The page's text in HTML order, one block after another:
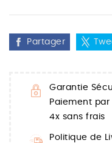
Partager
Garantie
Paiement
4x sans frais
Politique de